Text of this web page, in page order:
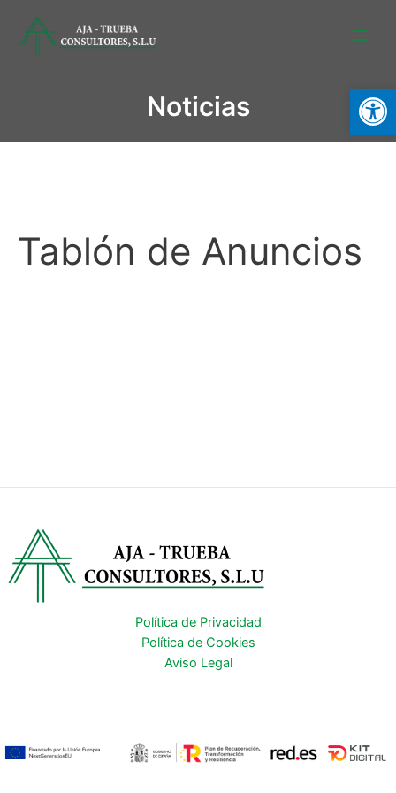
Abrir
Noticias
Tablón de Anuncios
Política de Privacidad
Política de Cookies
Aviso Legal